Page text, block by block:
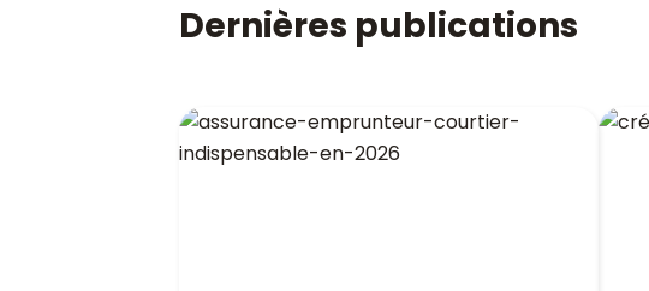
Dernières publications